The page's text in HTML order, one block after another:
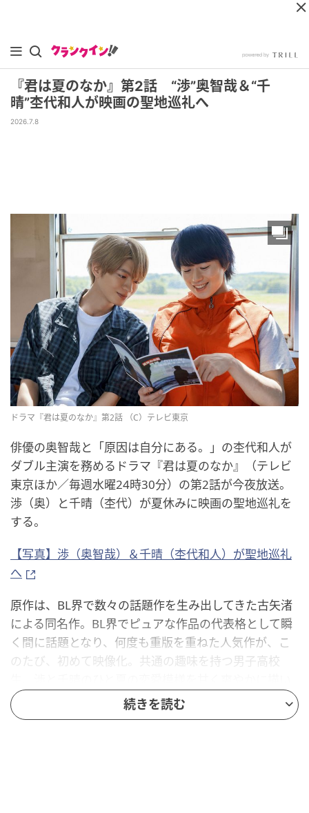
『君は夏のなか』第2話 “渉”奥智哉＆“千
晴”杢代和人が映画の聖地巡礼へ
2026.7.8
ドラマ『君は夏のなか』第2話 （C）テレビ東京
俳優の奥智哉と「原因は自分にある。」の杢代和人が
ダブル主演を務めるドラマ『君は夏のなか』（テレビ
東京ほか／毎週水曜24時30分）の第2話が今夜放送。
渉（奥）と千晴（杢代）が夏休みに映画の聖地巡礼を
する。
【写真】渉（奥智哉）＆千晴（杢代和人）が聖地巡礼
へ
原作は、BL界で数々の話題作を生み出してきた古矢渚
による同名作。BL界でピュアな作品の代表格として瞬
く間に話題となり、何度も重版を重ねた人気作が、こ
のたび、初めて映像化。共通の趣味を持つ男子高校
た、清涼感あふれる青春恋愛劇がこの夏、幕を開け
る。
続きを読む